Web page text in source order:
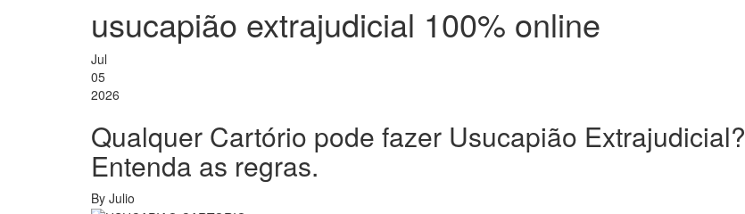
usucapião extrajudicial 100% online
Jul
05
2026
Qualquer Cartório pode fazer Usucapião Extrajudicial?
Entenda as regras.
By Julio